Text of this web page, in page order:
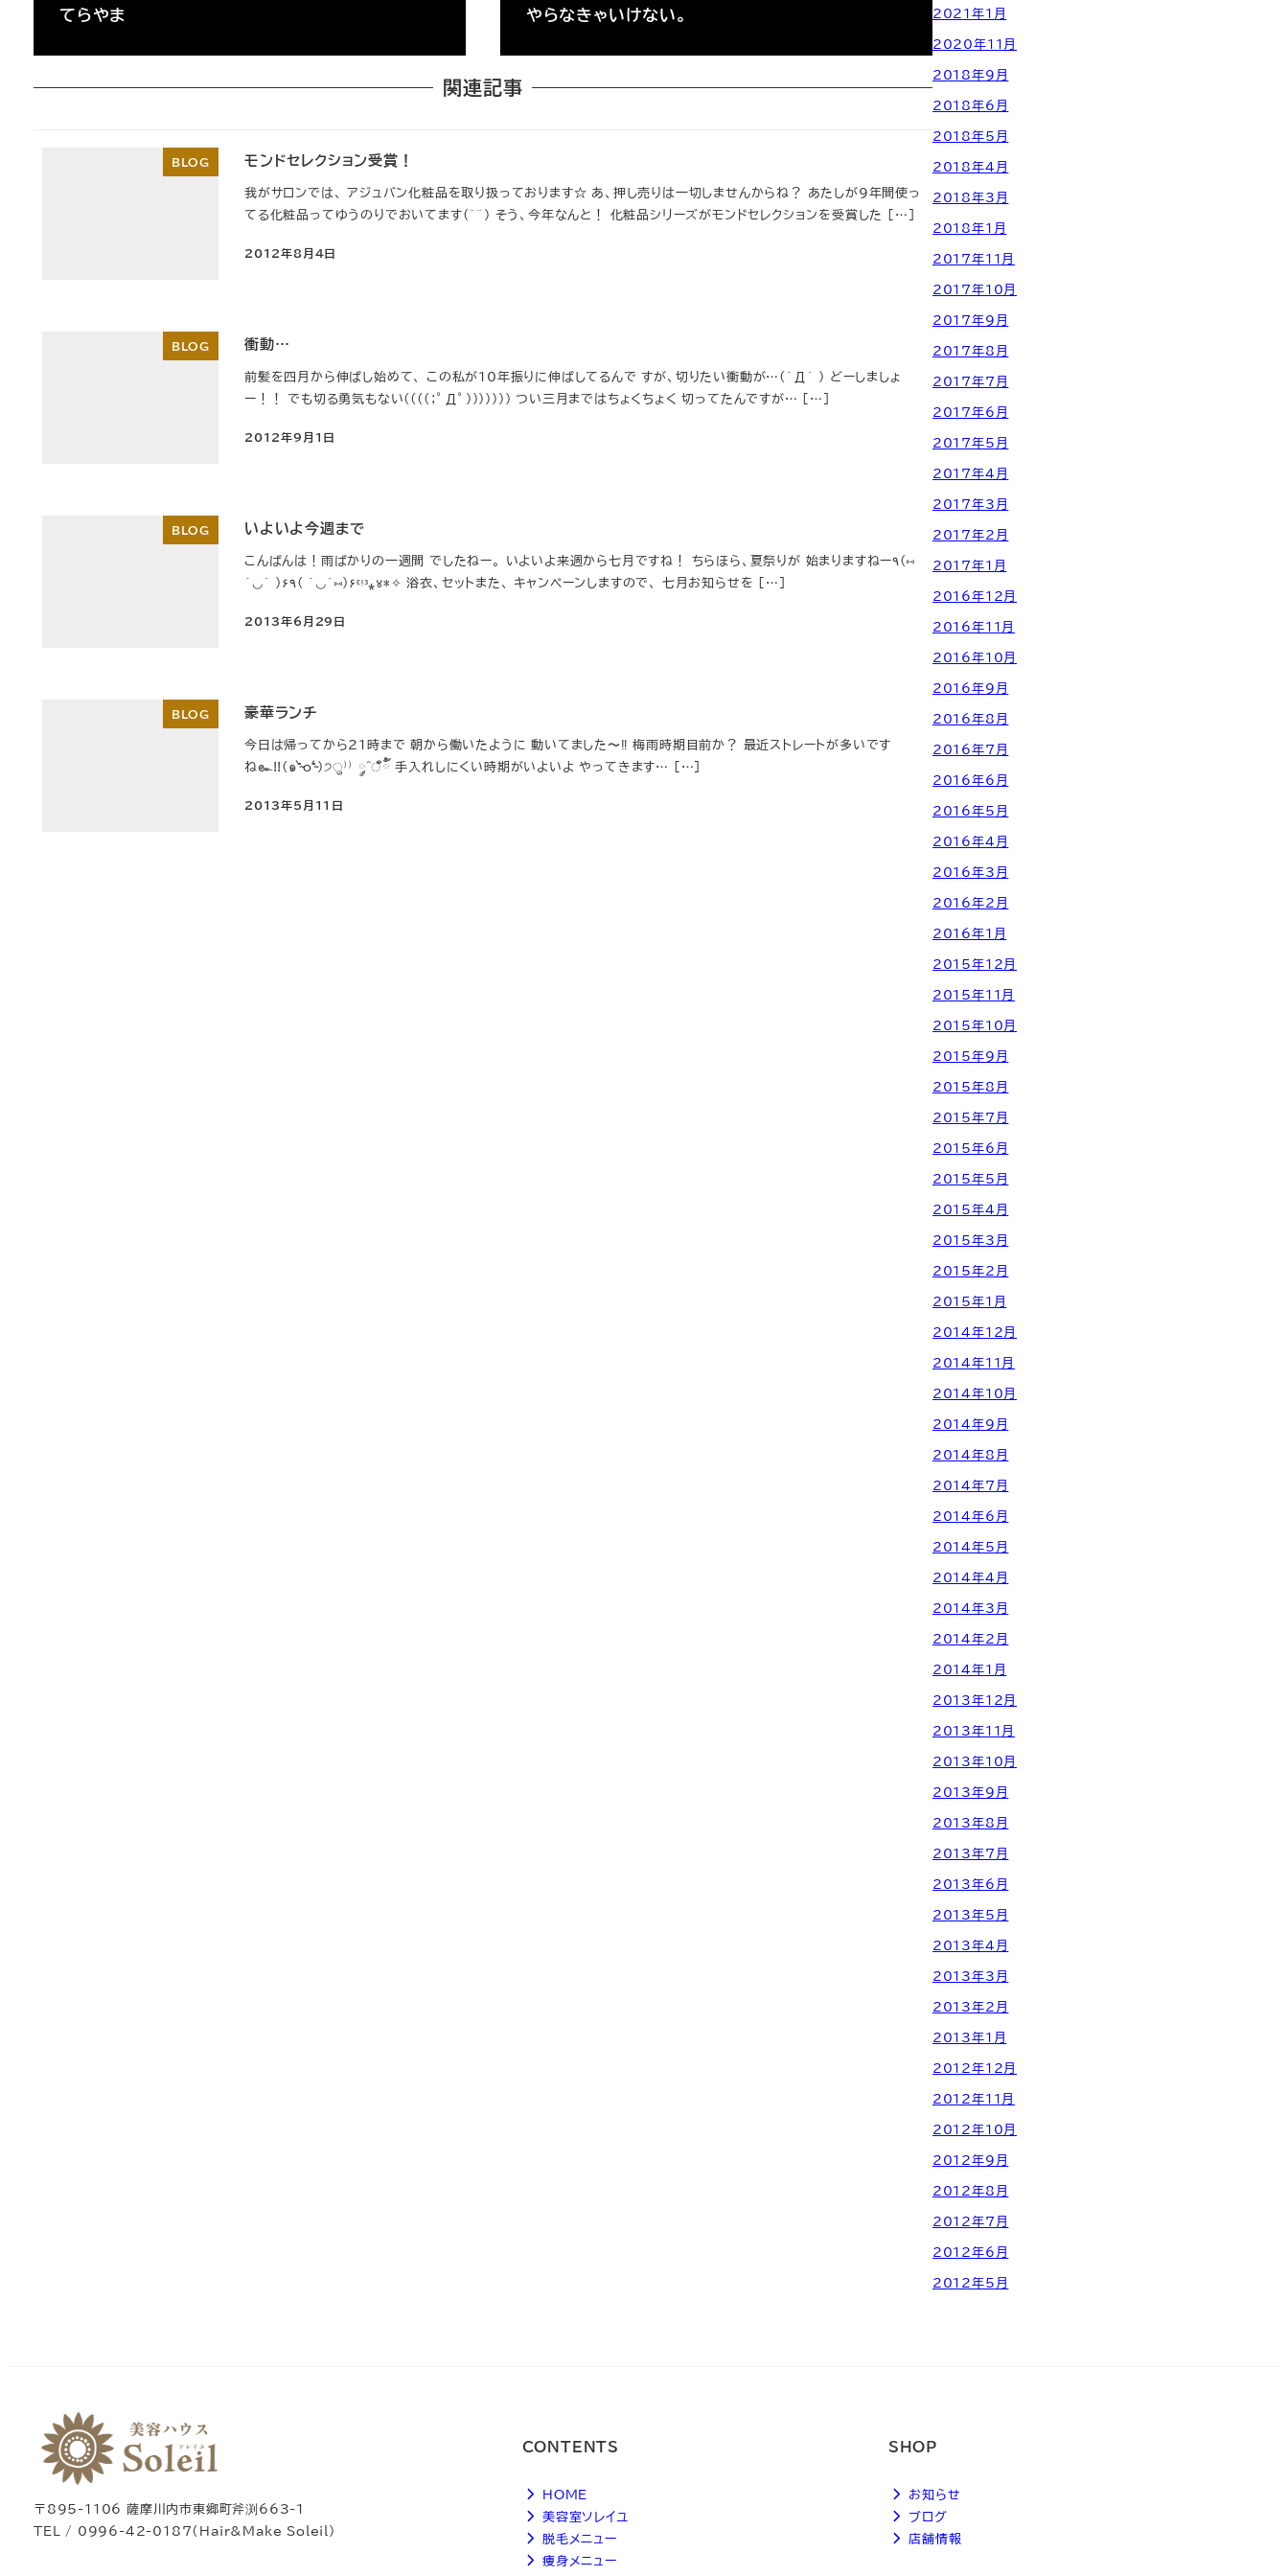
てらやま やらなきゃいけない。
関連記事
BLOG モンドセレクション受賞！
我がサロンでは、 アジュバン化粧品を取り扱っております☆ あ、押し売りは一切しませんからね？ あたしが9年間使っ
てる化粧品ってゆうのりでおいてます(^^) そう、今年なんと！ 化粧品シリーズがモンドセレクションを受賞した […]
2012年8月4日
BLOG 衝動…
前髪を四月から伸ばし始めて、 この私が10年振りに伸ばしてるんで すが、切りたい衝動が…(´Д` ) どーしましょ
ー！！ でも切る勇気もない((((；ﾟДﾟ))))))) つい三月まではちょくちょく 切ってたんですが… […]
2012年9月1日
BLOG いよいよ今週まで
こんばんは！雨ばかりの一週間 でしたねー。 いよいよ来週から七月ですね！ ちらほら、夏祭りが 始まりますねー٩(⑅
´◡` )۶٩( ´◡`⑅)۶ᵋᵎᵌ⁎४*✧ 浴衣、セットまた、 キャンペーンしますので、 七月お知らせを […]
2013年6月29日
BLOG 豪華ランチ
今日は帰ってから21時まで 朝から働いたように 動いてました〜‼ 梅雨時期目前か？ 最近ストレートが多いです
ね๛!!(๑⁼̴̀o⁼̴́)੭ु⁾⁾ ༘ؓ ँั๊ྃ 手入れしにくい時期がいよいよ やってきます… […]
2013年5月11日
2021年1月
2020年11月
2018年9月
2018年6月
2018年5月
2018年4月
2018年3月
2018年1月
2017年11月
2017年10月
2017年9月
2017年8月
2017年7月
2017年6月
2017年5月
2017年4月
2017年3月
2017年2月
2017年1月
2016年12月
2016年11月
2016年10月
2016年9月
2016年8月
2016年7月
2016年6月
2016年5月
2016年4月
2016年3月
2016年2月
2016年1月
2015年12月
2015年11月
2015年10月
2015年9月
2015年8月
2015年7月
2015年6月
2015年5月
2015年4月
2015年3月
2015年2月
2015年1月
2014年12月
2014年11月
2014年10月
2014年9月
2014年8月
2014年7月
2014年6月
2014年5月
2014年4月
2014年3月
2014年2月
2014年1月
2013年12月
2013年11月
2013年10月
2013年9月
2013年8月
2013年7月
2013年6月
2013年5月
2013年4月
2013年3月
2013年2月
2013年1月
2012年12月
2012年11月
2012年10月
2012年9月
2012年8月
2012年7月
2012年6月
2012年5月
〒895-1106 薩摩川内市東郷町斧渕663-1
TEL / 0996-42-0187（Hair&Make Soleil）
CONTENTS
HOME
美容室ソレイユ
脱毛メニュー
痩身メニュー
SHOP
お知らせ
ブログ
店舗情報